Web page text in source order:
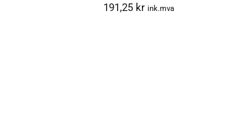
191,25 kr ink.mva